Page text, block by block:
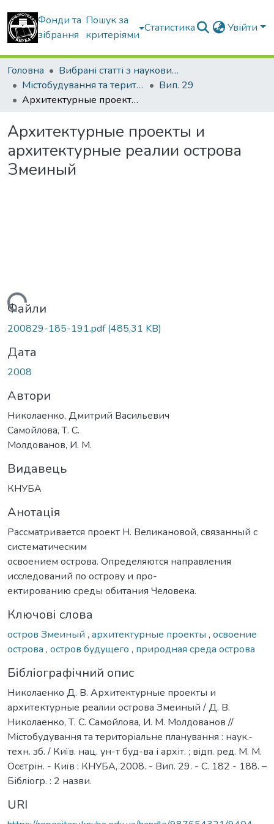
Фонди та
зібрання
Пошук за
критеріями
Статистика Увійти
Головна
Вибрані статті з наукових збірників КНУБА
Містобудування та територіальне планування
Вип. 29
Архитектурные проекты и архитектурные реалии острова Змеиный
Архитектурные проекты и
архитектурные реалии острова
Змеиный
Вантажиться...
Файли
200829-185-191.pdf(485,31 KB)
Дата
2008
Автори
Николаенко, Дмитрий Васильевич
Самойлова, Т. С.
Молдованов, И. М.
Видавець
КНУБА
Анотація
Рассматривается проект Н. Великановой, связанный с
систематическим
освоением острова. Определяются направления
исследований по острову и про-
ектированию среды обитания Человека.
Ключові слова
остров Змеиный , архитектурные проекты , освоение
острова , остров будущего , природная среда острова
Бібліографічний опис
Николаенко Д. В. Архитектурные проекты и
архитектурные реалии острова Змеиный / Д. В.
Николаенко, Т. С. Самойлова, И. М. Молдованов //
Містобудування та територіальне планування : наук.-
техн. зб. / Київ. нац. ун-т буд-ва і архіт. ; відп. ред. М. М.
Осєтрін. - Київ : КНУБА, 2008. - Вип. 29. - С. 182 - 188. –
Бібліогр. : 2 назви.
URI